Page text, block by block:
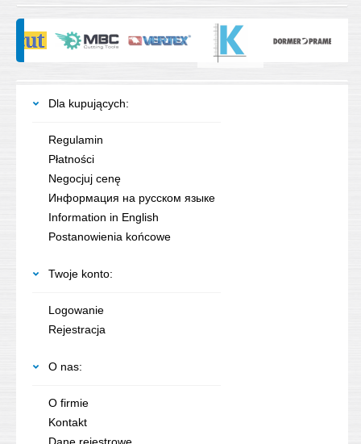
Dla kupujących:
Regulamin
Płatności
Negocjuj cenę
Информация на русском языке
Information in English
Postanowienia końcowe
Twoje konto:
Logowanie
Rejestracja
O nas:
O firmie
Kontakt